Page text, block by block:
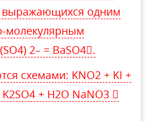
выражающихся одним
молекулярным
2– = BaSO4.
схемами: KNO2 + KI +
+ H2O NaNO3 